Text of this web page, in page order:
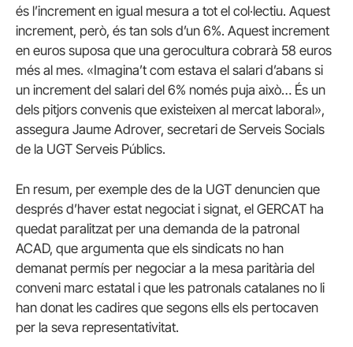
és l’increment en igual mesura a tot el col·lectiu. Aquest
increment, però, és tan sols d’un 6%. Aquest increment
en euros suposa que una gerocultura cobrarà 58 euros
més al mes. «Imagina’t com estava el salari d’abans si
un increment del salari del 6% només puja això… És un
dels pitjors convenis que existeixen al mercat laboral»,
assegura Jaume Adrover, secretari de Serveis Socials
de la UGT Serveis Públics.
En resum, per exemple des de la UGT denuncien que
després d’haver estat negociat i signat, el GERCAT ha
quedat paralitzat per una demanda de la patronal
ACAD, que argumenta que els sindicats no han
demanat permís per negociar a la mesa paritària del
conveni marc estatal i que les patronals catalanes no li
han donat les cadires que segons ells els pertocaven
per la seva representativitat.